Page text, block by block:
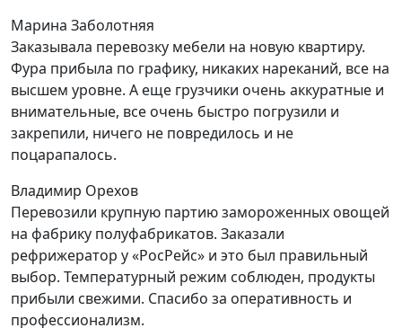
Марина Заболотняя
Заказывала перевозку мебели на новую квартиру.
Фура прибыла по графику, никаких нареканий, все на
высшем уровне. А еще грузчики очень аккуратные и
внимательные, все очень быстро погрузили и
закрепили, ничего не повредилось и не
поцарапалось.
Владимир Орехов
Перевозили крупную партию замороженных овощей
на фабрику полуфабрикатов. Заказали
рефрижератор у «РосРейс» и это был правильный
выбор. Температурный режим соблюден, продукты
прибыли свежими. Спасибо за оперативность и
профессионализм.